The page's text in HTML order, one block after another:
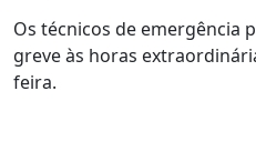
Os técnicos de emergência
greve às horas
feira.